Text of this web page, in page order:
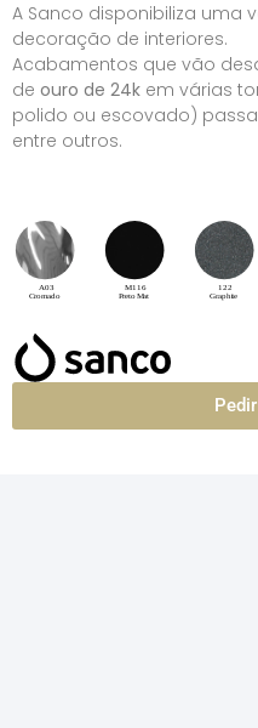
A Sanco disponibiliza uma
decoração de interiores.
Acabamentos que vão
de ouro de 24k em várias
polido ou escovado)
entre outros.